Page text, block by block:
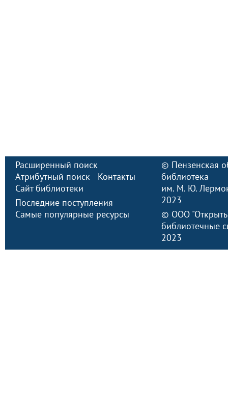
Расширенный поиск
Атрибутный поиск
Контакты
Сайт библиотеки
Последние поступления
Самые популярные ресурсы
© Пензенская
библиотека
им. М. Ю.
2023
© ООО
библиотечные
2023